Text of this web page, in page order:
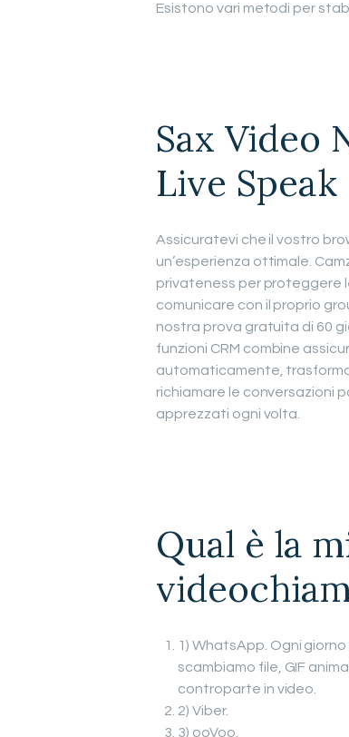
Esistono vari metodi per
Sax Video
Live Speak
Assicuratevi che il vostro
un’esperienza ottimale.
privateness per proteggere
comunicare con il proprio
nostra prova gratuita di 60
funzioni CRM combine
automaticamente,
richiamare le conversazioni
apprezzati ogni volta.
Qual è la
1) WhatsApp. Ogni
scambiamo file, GIF
controparte in video.
2) Viber.
3) ooVoo.